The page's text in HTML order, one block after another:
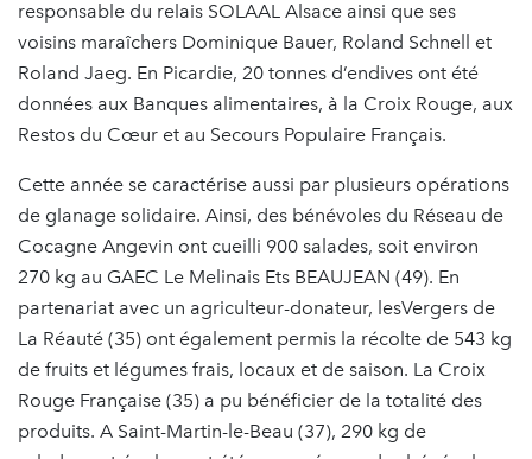
responsable du relais SOLAAL Alsace ainsi que ses
voisins maraîchers Dominique Bauer, Roland Schnell et
Roland Jaeg. En Picardie, 20 tonnes d’endives ont été
données aux Banques alimentaires, à la Croix Rouge, aux
Restos du Cœur et au Secours Populaire Français.
Cette année se caractérise aussi par plusieurs opérations
de glanage solidaire. Ainsi, des bénévoles du Réseau de
Cocagne Angevin ont cueilli 900 salades, soit environ
270 kg au GAEC Le Melinais Ets BEAUJEAN (49). En
partenariat avec un agriculteur-donateur, lesVergers de
La Réauté (35) ont également permis la récolte de 543 kg
de fruits et légumes frais, locaux et de saison. La Croix
Rouge Française (35) a pu bénéficier de la totalité des
produits. A Saint-Martin-le-Beau (37), 290 kg de